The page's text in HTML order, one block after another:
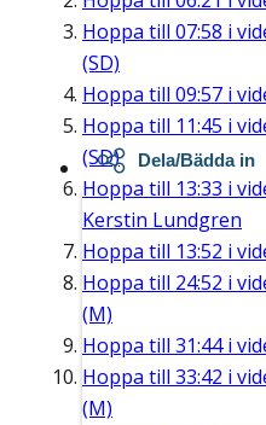
Hoppa till 07:58 i
(SD)
Hoppa till 09:57 i
Hoppa till 11:45 i
(SD)
Hoppa till 13:33 i
Kerstin Lundgren
Hoppa till 13:52 i
Hoppa till 24:52 i
(M)
Hoppa till 31:44i
Hoppa till 33:42 i
(M)
Dela/Bädda in